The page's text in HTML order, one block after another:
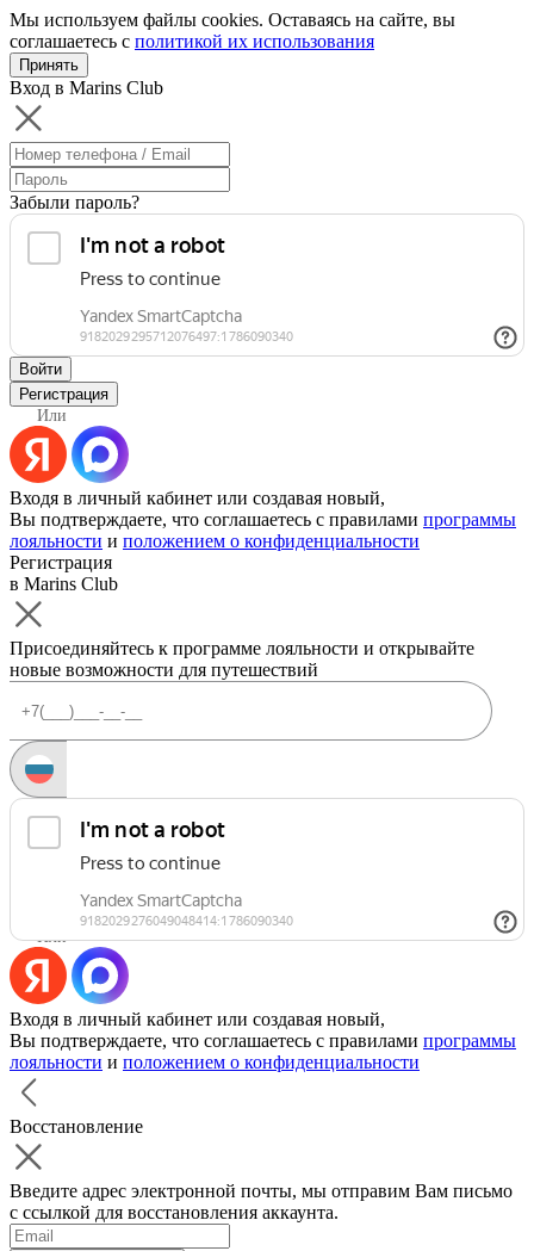
Мы используем файлы cookies. Оставаясь на сайте, вы
соглашаетесь с политикой их использования
Принять
Вход в Marins Club
Забыли пароль?
Войти
Регистрация
Или
Входя в личный кабинет или создавая новый,
Вы подтверждаете, что соглашаетесь с правилами программы
лояльности и положением о конфиденциальности
Регистрация
в Marins Club
Присоединяйтесь к программе лояльности и открывайте
новые возможности для путешествий
Запросить код
Уже есть аккаунт?Войти
Или
Входя в личный кабинет или создавая новый,
Вы подтверждаете, что соглашаетесь с правилами программы
лояльности и положением о конфиденциальности
Восстановление
Введите адрес электронной почты, мы отправим Вам письмо
с ссылкой для восстановления аккаунта.